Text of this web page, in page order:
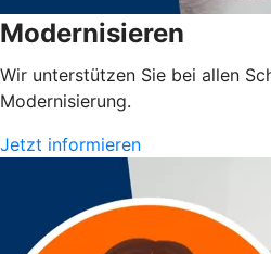
Modernisieren
Wir unterstützen Sie bei allen
Modernisierung.
Jetzt informieren